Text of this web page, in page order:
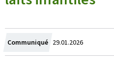
Communiqué Crée
le
29.01.2026